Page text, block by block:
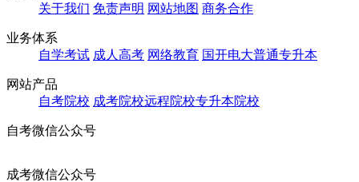
关于我们 免责声明 网站地图 商务合作
业务体系
自学考试 成人高考 网络教育 国开电大普通专升本
网站产品
自考院校 成考院校远程院校专升本院校
自考微信公众号
成考微信公众号